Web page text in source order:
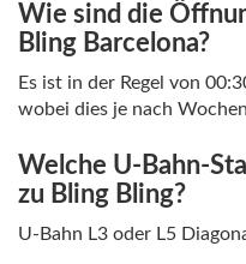
Wie sind die
Bling Barcelona?
Es ist in der Regel von
wobei dies je nach
Welche U-Bahn-
zu Bling Bling?
U-Bahn L3 oder L5